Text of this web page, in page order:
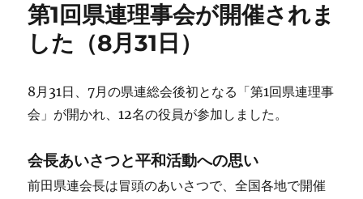
第1回県連理事会が開催されま
した（8月31日）
8月31日、7月の県連総会後初となる「第1回県連理事
会」が開かれ、12名の役員が参加しました。
会長あいさつと平和活動への思い
前田県連会長は冒頭のあいさつで、全国各地で開催